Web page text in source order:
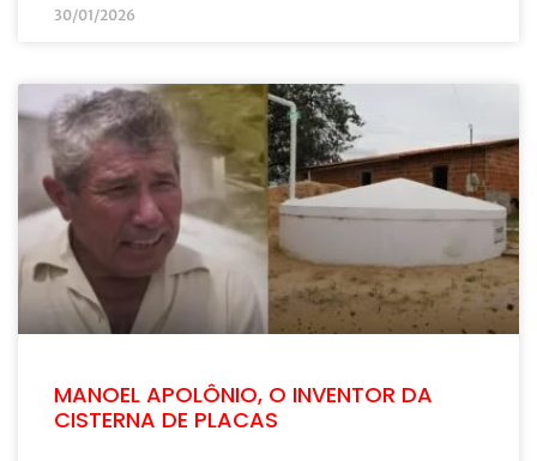
30/01/2026
MANOEL APOLÔNIO, O INVENTOR DA
CISTERNA DE PLACAS